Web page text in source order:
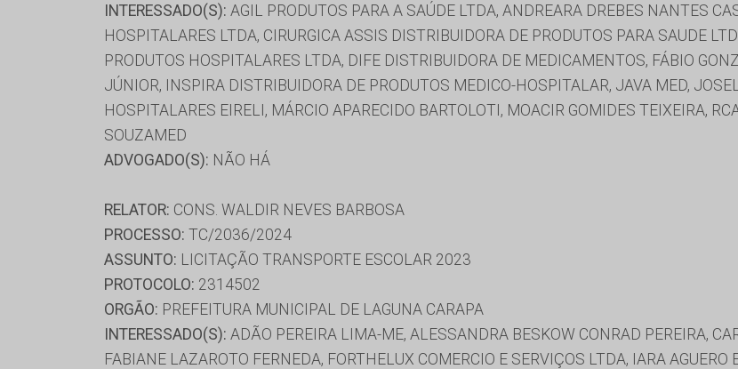
INTERESSADO(S): AGIL PRODUTOS PARA A SAÚDE LTDA, ANDREARA DREBES NANTES
HOSPITALARES LTDA, CIRURGICA ASSIS DISTRIBUIDORA DE PRODUTOS PARA SAUDE
PRODUTOS HOSPITALARES LTDA, DIFE DISTRIBUIDORA DE MEDICAMENTOS, FÁBIO
JÚNIOR, INSPIRA DISTRIBUIDORA DE PRODUTOS MEDICO-HOSPITALAR, JAVA MED,
HOSPITALARES EIRELI, MÁRCIO APARECIDO BARTOLOTI, MOACIR GOMIDES TEIXEIRA,
SOUZAMED
ADVOGADO(S): NÃO HÁ
RELATOR: CONS. WALDIR NEVES BARBOSA
PROCESSO: TC/2036/2024
ASSUNTO: LICITAÇÃO TRANSPORTE ESCOLAR 2023
PROTOCOLO: 2314502
ORGÃO: PREFEITURA MUNICIPAL DE LAGUNA CARAPA
INTERESSADO(S): ADÃO PEREIRA LIMA-ME, ALESSANDRA BESKOW CONRAD PEREIRA,
FABIANE LAZAROTO FERNEDA, FORTHELUX COMERCIO E SERVIÇOS LTDA, IARA